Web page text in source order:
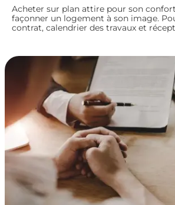
Acheter sur plan attire pour son
façonner un logement à son image.
contrat, calendrier des travaux et
atouts et les zones de vigilance de